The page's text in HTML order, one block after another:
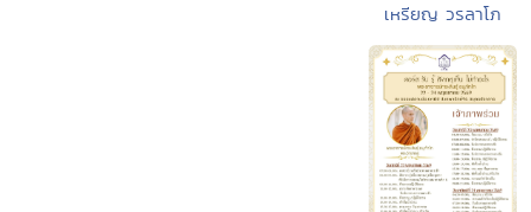
เหรียญ วรลาโภ